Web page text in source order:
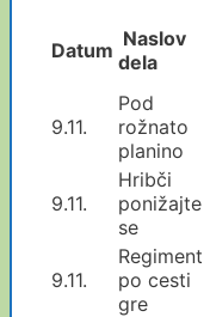
Datum Naslov
dela
9.11.
Pod
rožnato
planino
9.11.
Hribči
ponižajte
se
9.11.
Regiment
po cesti
gre